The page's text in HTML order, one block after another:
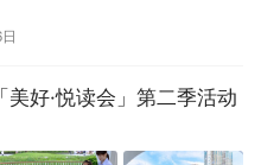
好·悦读会」第二季活动